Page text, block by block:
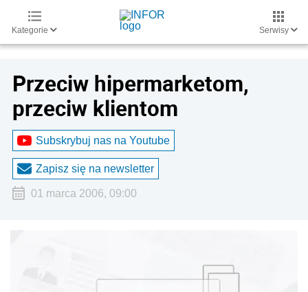
Kategorie Serwisy
Przeciw hipermarketom,
przeciw klientom
Subskrybuj nas na Youtube
Zapisz się na newsletter
01 marca 2006, 09:00